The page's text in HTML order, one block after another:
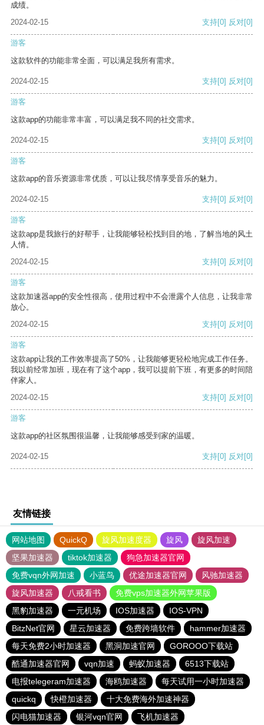
成绩。
2024-02-15
支持[0] 反对[0]
游客
这款软件的功能非常全面，可以满足我所有需求。
2024-02-15 支持[0] 反对[0]
游客
这款app的功能非常丰富，可以满足我不同的社交需求。
2024-02-15 支持[0] 反对[0]
游客
这款app的音乐资源非常优质，可以让我尽情享受音乐的魅力。
2024-02-15 支持[0] 反对[0]
游客
这款app是我旅行的好帮手，让我能够轻松找到目的地，了解当地的风土
人情。
2024-02-15
支持[0] 反对[0]
游客
这款加速器app的安全性很高，使用过程中不会泄露个人信息，让我非常
放心。
2024-02-15
支持[0] 反对[0]
游客
这款app让我的工作效率提高了50%，让我能够更轻松地完成工作任务。
我以前经常加班，现在有了这个app，我可以提前下班，有更多的时间陪
伴家人。
2024-02-15
支持[0] 反对[0]
游客
这款app的社区氛围很温馨，让我能够感受到家的温暖。
2024-02-15 支持[0] 反对[0]
友情链接
网站地图 QuickQ 旋风加速度器 旋风
旋风加速
坚果加速器
tiktok加速器
狗急加速器官网
免费vqn外网加速
小蓝鸟 优途加速器官网
风驰加速器
旋风加速器
八戒看书
免费vps加速器外网苹果版
黑豹加速器
一元机场 IOS加速器
IOS-VPN
BitzNet官网
星云加速器 免费跨墙软件
hammer加速器
每天免费2小时加速器
黑洞加速官网
GOROOO下载站
酷通加速器官网
vqn加速 蚂蚁加速器
6513下载站
电报telegeram加速器
海鸥加速器
每天试用一小时加速器
quickq
快橙加速器
十大免费海外加速神器
闪电猫加速器
银河vqn官网 飞机加速器